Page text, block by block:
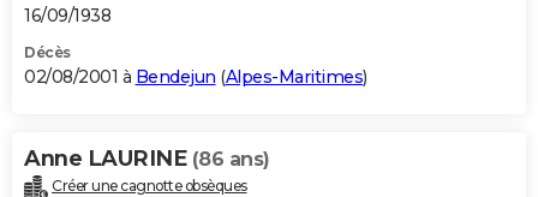
16/09/1938
Décès
02/08/2001 à Bendejun (Alpes-Maritimes)
Anne LAURINE (86 ans)
Créer une cagnotte obsèques